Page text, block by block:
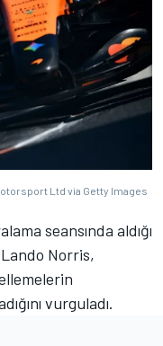
Ltd via Getty Images
seansında aldığı
Norris,
vurguladı.